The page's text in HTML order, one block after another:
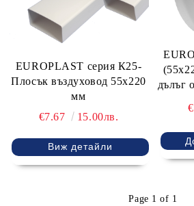
EUROPLAST серия К25-
Плосък въздуховод 55x220
мм
€7.67
15.00лв.
Виж детайли
дълъг
Page 1 of 1